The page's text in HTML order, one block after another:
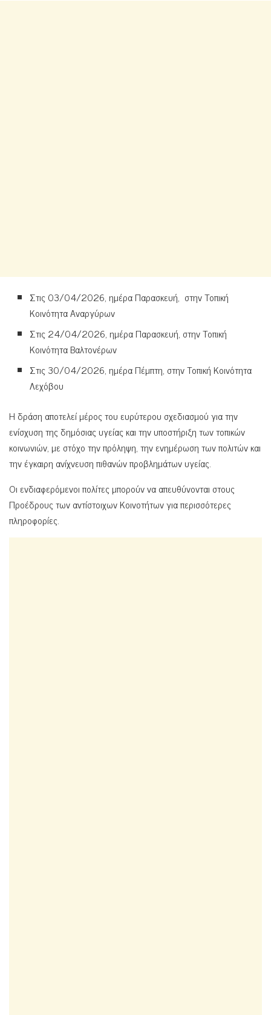
Στις 03/04/2026, ημέρα Παρασκευή, στην Τοπική
Κοινότητα Αναργύρων
Στις 24/04/2026, ημέρα Παρασκευή, στην Τοπική
Κοινότητα Βαλτονέρων
Στις 30/04/2026, ημέρα Πέμπτη, στην Τοπική Κοινότητα
Λεχόβου
Η δράση αποτελεί μέρος του ευρύτερου σχεδιασμού για την
ενίσχυση της δημόσιας υγείας και την υποστήριξη των τοπικών
κοινωνιών, με στόχο την πρόληψη, την ενημέρωση των πολιτών και
την έγκαιρη ανίχνευση πιθανών προβλημάτων υγείας.
Οι ενδιαφερόμενοι πολίτες μπορούν να απευθύνονται στους
Προέδρους των αντίστοιχων Κοινοτήτων για περισσότερες
πληροφορίες.